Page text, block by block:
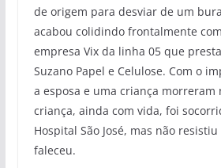
de origem para desviar de um
acabou colidindo frontalmente
empresa Vix da linha 05 que
Suzano Papel e Celulose. Com o
a esposa e uma criança morreram
criança, ainda com vida, foi
Hospital São José, mas não
faleceu.